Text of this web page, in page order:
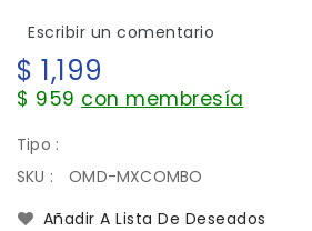
Escribir un comentario
Precio
habitual
$ 1,199
$ 959 con membresía
Tipo :
SKU :
OMD-MXCOMBO
Añadir A Lista De Deseados